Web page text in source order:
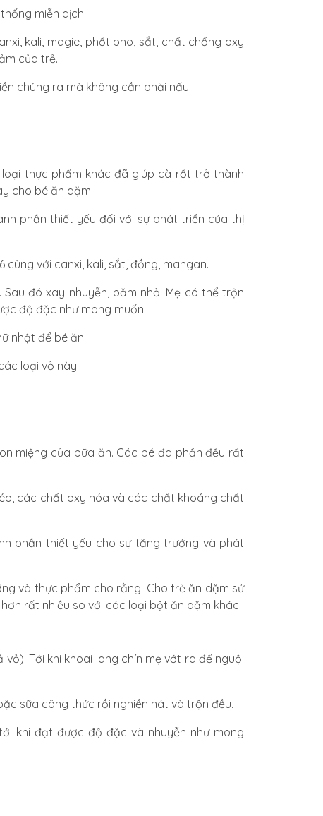
miễn dịch.
kali, magie, phốt pho, sắt, chất chống oxy
của trẻ.
chúng ra mà không cần phải nấu.
thực phẩm khác đã giúp cà rốt trở thành
cho bé ăn dặm.
phần thiết yếu đối với sự phát triển của thị
cùng với canxi, kali, sắt, đồng, mangan.
đó xay nhuyễn, băm nhỏ. Mẹ có thể trộn
độ đặc như mong muốn.
nhật để bé ăn.
loại vỏ này.
miệng của bữa ăn. Các bé đa phần đều rất
các chất oxy hóa và các chất khoáng chất
phần thiết yếu cho sự tăng trưởng và phát
và thực phẩm cho rằng: Cho trẻ ăn dặm sử
rất nhiều so với các loại bột ăn dặm khác.
Tới khi khoai lang chín mẹ vớt ra để nguội
sữa công thức rồi nghiền nát và trộn đều.
khi đạt được độ đặc và nhuyễn như mong